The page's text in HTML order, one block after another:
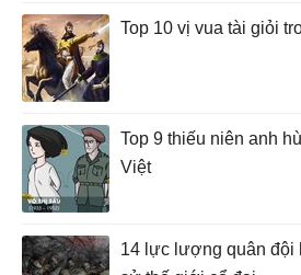
Top 10 vị vua tài giỏi
Top 9 thiếu niên anh
Việt
14 lực lượng quân đội